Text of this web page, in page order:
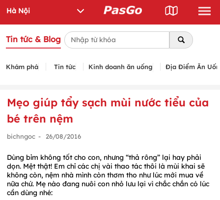
Tin tức & Blog
Khám phá Tin tức Kinh doanh ăn uống Địa Điểm Ăn
Mẹo giúp tẩy sạch mùi nước tiểu của
bé trên nệm
bichngoc - 26/08/2016
Dùng bỉm không tốt cho con, nhưng “thả rông” lại hay phải
dọn. Mệt thật! Em chỉ các chị vài thao tác thôi là mùi khai sẽ
không còn, nệm nhà mình còn thơm tho như lúc mới mua về
nữa chứ. Mẹ nào đang nuôi con nhỏ lưu lại vì chắc chắn có lúc
cần dùng nhé: